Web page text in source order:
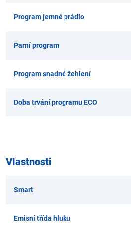
Program jemné prádlo
Parní program
Program snadné žehlení
Doba trvání programu ECO
Vlastnosti
Smart
Emisní třída hluku